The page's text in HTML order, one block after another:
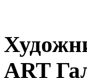
ART